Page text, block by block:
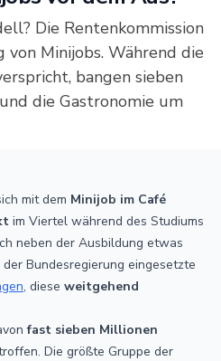
Die Rentenkommission
Minijobs. Während die
bangen sieben
die Gastronomie um
mit dem Minijob im Café
im Viertel während des Studiums
neben der Ausbildung etwas
Bundesregierung eingesetzte
, diese weitgehend
fast sieben Millionen
Die größte Gruppe der